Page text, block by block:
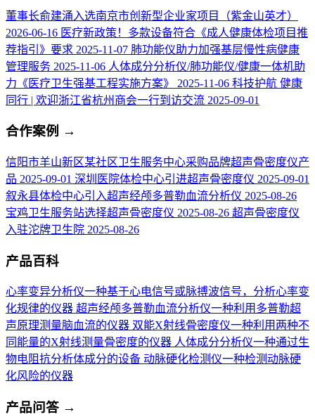
董事长俞建涌入选南京市创新型企业家项目（紫金山英才）
2026-06-16 医疗新政策！多款设备符合《成人健康体检项目推
荐指引》要求 2025-11-07 肺功能仪助力加强基层慢性病健康
管理服务 2025-11-06 人体成分分析仪/肺功能仪/健康一体机助
力《医疗卫生强基工程实施方案》
2025-11-06 科技护航 健康
同行 | 欢迎浙江省杭州商会一行到访交流 2025-09-01
合作案例 →
信阳市羊山新区某社区卫生服务中心采购品牌超声骨密度仪产
品 2025-09-01 深圳医院体检中心引进超声骨密度仪 2025-09-01
叙永县体检中心引入超声经颅多普勒血流分析仪 2025-08-26
宝鸡卫生服务站选择超声骨密度仪 2025-08-26 超声骨密度仪
入驻沱牌卫生院 2025-08-26
产品百科
心率变异分析仪一种基于心电信号或脉搏波信号，分析心率变
化规律的仪器 超声经颅多普勒血流分析仪一种利用多普勒超
声原理测量脑血流的仪器 双能X射线骨密度仪一种利用两种不
同能量的X射线测量骨密度的仪器 人体成分分析仪一种通过生
物电阻抗分析体成分的设备 动脉硬化检测仪一种检测动脉硬
化风险的仪器
产品问答 →